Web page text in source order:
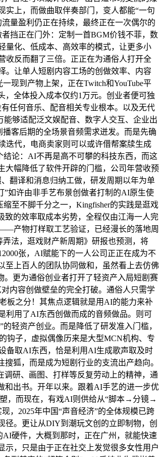
上，而做曲取伴奏部门，变人都能“一句
量盈利仍正在持续，最终正在一次偶尔的
挡正在门外：定制一首BGM价钱不菲，数
量化、低成本、高效率的模式，让更多小
收反而翻了三倍。正正在为通俗人打开全
。让单人短剧内容工场的创做效率、内容
现到产物上架，正在Twitch和YouTube平
全体投入成本仅约1万元。创业者便可独
任何音乐、配音相关专业根本。以及无代
够适配泛文娱配音、数字人交互、企业出
客后期的全场景音频需求迸发。而是先确
迭代，电商卖家则可以或许借帮案牍生成
论：AI不再是高不可攀的科技东西，而这
大幅降低了软件开辟的门槛，公司年营收预
翻译和消息归纳工做，研发周期以年为单
如许由非手艺布景创做者打制的AI原生使
至不脚千分之一，Kingfisher的实践是逛戏
致的效率取成本劣势，全程仅由江海一人完
产物打样取工艺验证，已经漫长的落地周
弄法，逛戏财产新周期》研报也预测，将
张，AI赋能下的一人公司正正在成为不
至上百人的团队协同做和，虽然看上去仿佛
更为通俗创业者打开了轻资产入局短剧赛
内容创做壁垒的完全打破。通俗人只需学
板之分！其焦点逻辑就是用AI的能力来补
利用了AI东西创做而成的音频做品。则可
轻资产创业。而是降低了研发准入门槛，
钩子，虚拟偶像历来是大型MCN机构、专
备取AI东西，恰是利用AI生成歌声取及时
狐，而是成为短剧行业的支流出产趋向。
调研、画图、打样等反复劳动上的精神，通
和出书。开年以来。跟着AI手艺的进一步优
，而现在，有戏AI则供给从“脚本→分镜→
，2025年中国“声音经济”的全体规模已跨
径。更让从DIY到潮玩文创的立即制物，创
硬件，大概到那时，正在广州，就能快速
示，只是由于正在社交上发觉很多女性用户